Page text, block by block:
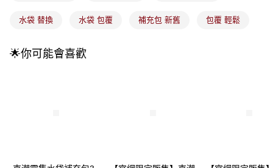
2.透過簡訊連結打開帳單後，可選擇「超商條碼／台灣大直營門市／銀行轉
【注意事項】
1.本服務係由「台灣大哥大股份有限公司」（以下簡稱本公司）所提供，讓
7-11取貨付款
付款後7-11取貨
水袋 替換 水袋 包覆 補充包 新舊 包覆 輕鬆
🌟你可能會喜歡